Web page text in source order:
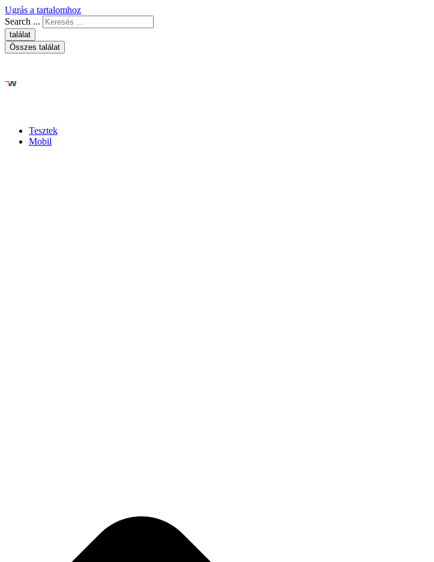
Ugrás a tartalomhoz
Search ...
találat
Összes találat
Tesztek
Mobil